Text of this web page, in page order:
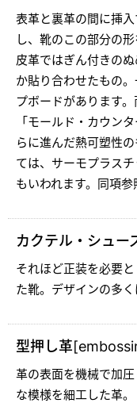
表革と裏革の間に挿
し、靴のこの部分の
皮革ではぎん付きの
か貼り合わせたもの
プボードがあります
「モールド・カウン
らに進んだ熱可塑性
ては、サーモプラス
もいわれます。同項参
カクテル・シュ
それほど正装を必要
た靴。デザインの多
型押し革
革の表面を機械で加
な模様を細工した革。